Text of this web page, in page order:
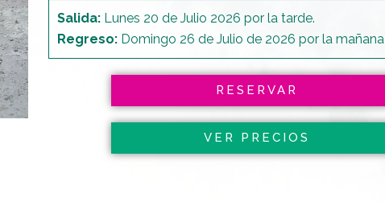
Salida: Lunes 20 de Julio 2026 por la tarde.
Regreso: Domingo 26 de Julio de 2026 por la mañana
RESERVAR
VER PRECIOS